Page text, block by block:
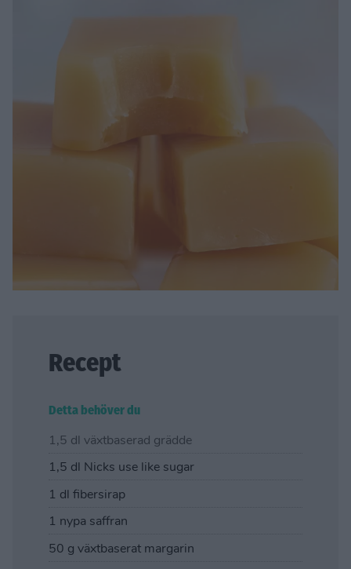
Recept
Detta behöver du
1,5 dl växtbaserad grädde
1,5 dl Nicks use like sugar
1 dl fibersirap
1 nypa saffran
50 g växtbaserat margarin